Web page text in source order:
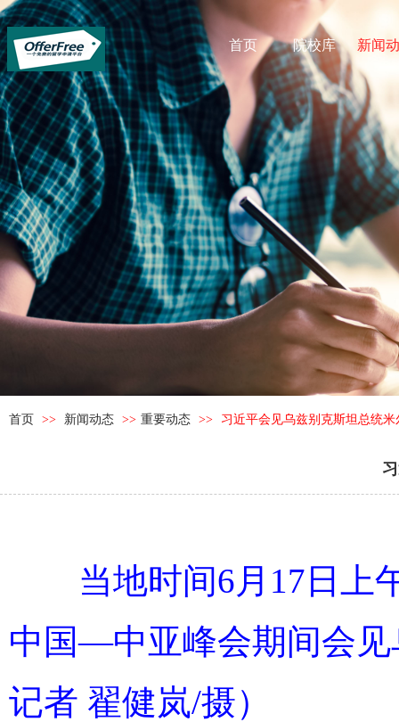
首页 院校库 新闻
首页 >> 新闻动态 >> 重要动态 >> 习近平会见乌兹别克斯坦总统
当地时间6月17日上
中国—中亚峰会期间会见
记者 翟健岚/摄）